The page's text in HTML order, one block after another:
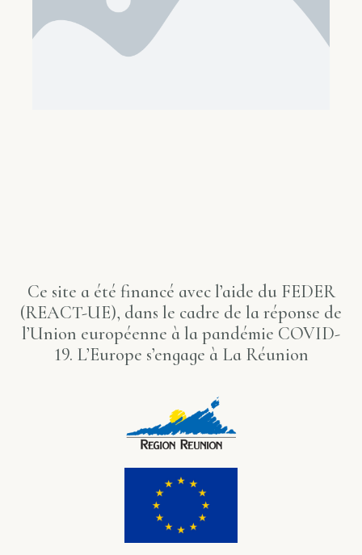
Ce site a été financé avec l’aide du FEDER
(REACT-UE), dans le cadre de la réponse de
l’Union européenne à la pandémie COVID-
19. L’Europe s’engage à La Réunion